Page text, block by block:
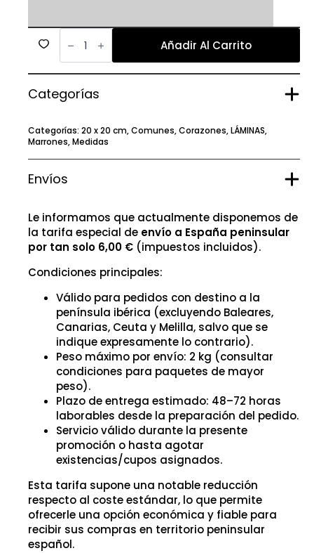
114
cantidad Añadir Al Carrito
Categorías
Categorías: 20 x 20 cm,Comunes,Corazones,LÁMINAS,
Marrones,Medidas
Envíos
Le informamos que actualmente disponemos de
la tarifa especial de envío a España peninsular
por tan solo 6,00 € (impuestos incluidos).
Condiciones principales:
Válido para pedidos con destino a la
península ibérica (excluyendo Baleares,
Canarias, Ceuta y Melilla, salvo que se
indique expresamente lo contrario).
Peso máximo por envío: 2 kg (consultar
condiciones para paquetes de mayor
peso).
Plazo de entrega estimado: 48–72 horas
laborables desde la preparación del pedido.
Servicio válido durante la presente
promoción o hasta agotar
existencias/cupos asignados.
Esta tarifa supone una notable reducción
respecto al coste estándar, lo que permite
ofrecerle una opción económica y fiable para
recibir sus compras en territorio peninsular
español.